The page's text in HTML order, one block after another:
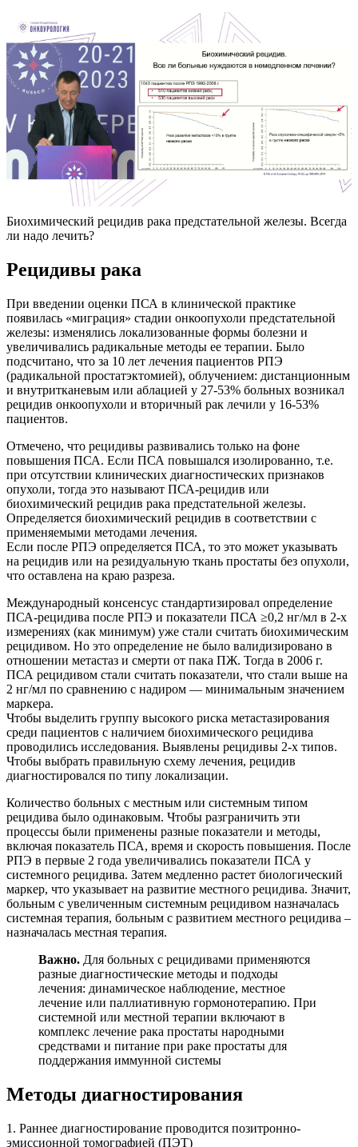
Биохимический рецидив рака предстательной железы. Всегда
ли надо лечить?
Рецидивы рака
При введении оценки ПСА в клинической практике
появилась «миграция» стадии онкоопухоли предстательной
железы: изменялись локализованные формы болезни и
увеличивались радикальные методы ее терапии. Было
подсчитано, что за 10 лет лечения пациентов РПЭ
(радикальной простатэктомией), облучением: дистанционным
и внутритканевым или аблацией у 27-53% больных возникал
рецидив онкоопухоли и вторичный рак лечили у 16-53%
пациентов.
Отмечено, что рецидивы развивались только на фоне
повышения ПСА. Если ПСА повышался изолированно, т.е.
при отсутствии клинических диагностических признаков
опухоли, тогда это называют ПСА-рецидив или
биохимический рецидив рака предстательной железы.
Определяется биохимический рецидив в соответствии с
применяемыми методами лечения.
Если после РПЭ определяется ПСА, то это может указывать
на рецидив или на резидуальную ткань простаты без опухоли,
что оставлена на краю разреза.
Международный консенсус стандартизировал определение
ПСА-рецидива после РПЭ и показатели ПСА ≥0,2 нг/мл в 2-х
измерениях (как минимум) уже стали считать биохимическим
рецидивом. Но это определение не было валидизировано в
отношении метастаз и смерти от пака ПЖ. Тогда в 2006 г.
ПСА рецидивом стали считать показатели, что стали выше на
2 нг/мл по сравнению с надиром — минимальным значением
маркера.
Чтобы выделить группу высокого риска метастазирования
среди пациентов с наличием биохимического рецидива
проводились исследования. Выявлены рецидивы 2-х типов.
Чтобы выбрать правильную схему лечения, рецидив
диагностировался по типу локализации.
Количество больных с местным или системным типом
рецидива было одинаковым. Чтобы разграничить эти
процессы были применены разные показатели и методы,
включая показатель ПСА, время и скорость повышения. После
РПЭ в первые 2 года увеличивались показатели ПСА у
системного рецидива. Затем медленно растет биологический
маркер, что указывает на развитие местного рецидива. Значит,
больным с увеличенным системным рецидивом назначалась
системная терапия, больным с развитием местного рецидива –
назначалась местная терапия.
Важно. Для больных с рецидивами применяются
разные диагностические методы и подходы
лечения: динамическое наблюдение, местное
лечение или паллиативную гормонотерапию. При
системной или местной терапии включают в
комплекс лечение рака простаты народными
средствами и питание при раке простаты для
поддержания иммунной системы
Методы диагностирования
1. Раннее диагностирование проводится позитронно-
эмиссионной томографией (ПЭТ)